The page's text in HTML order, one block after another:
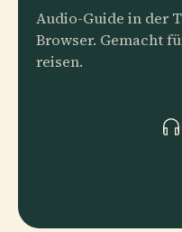
Audio-Guide in der
Browser. Gemacht
reisen.